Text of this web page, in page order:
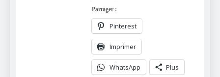
Partager :
Pinterest
Imprimer
WhatsApp Plus